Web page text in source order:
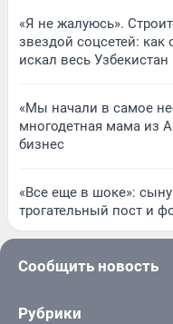
«Я не жалуюсь».
звездой соцсетей:
искал весь Узбекистан
«Мы начали в самое
многодетная мама из
бизнес
«Все еще в шоке»:
трогательный пост и
Сообщить новость
Рубрики